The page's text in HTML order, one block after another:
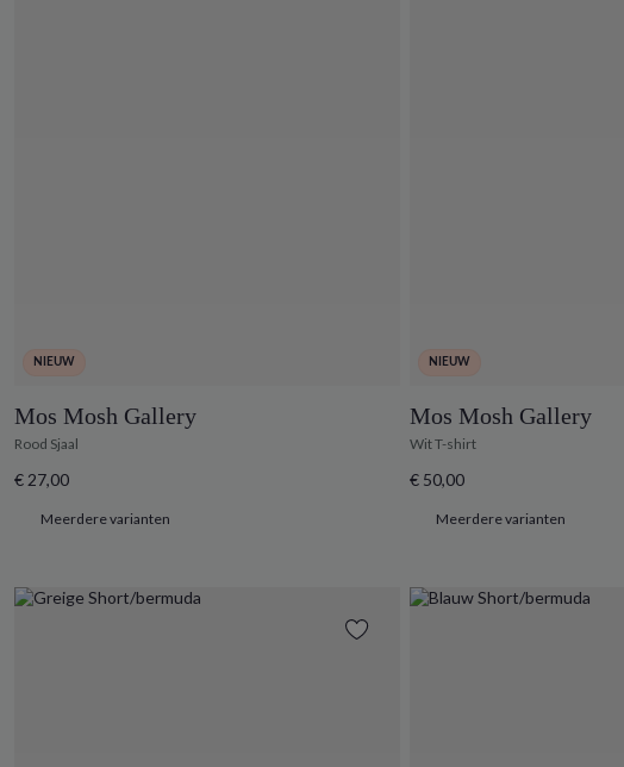
NIEUW
Mos Mosh Gallery
Rood Sjaal
€ 27,00
Meerdere varianten
NIEUW
Mos Mosh Gallery
Wit T-shirt
€ 50,00
Meerdere varianten